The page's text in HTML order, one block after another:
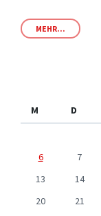
MEHR...
M
D
6
7
13
14
20
21